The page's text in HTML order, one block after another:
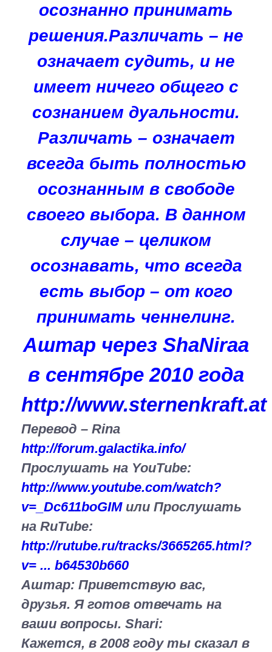
осознанно принимать
решения.Различать – не
означает судить, и не
имеет ничего общего с
сознанием дуальности.
Различать – означает
всегда быть полностью
осознанным в свободе
своего выбора. В данном
случае – целиком
осознавать, что всегда
есть выбор – от кого
принимать ченнелинг.
Аштар через ShaNiraa
в сентябре 2010 года
http://www.sternenkraft.at
Перевод – Rina
http://forum.galactika.info/
Прослушать на YouTube:
http://www.youtube.com/watch?
v=_Dc611boGIMили Прослушать
на RuTube:
http://rutube.ru/tracks/3665265.html?
v= ... b64530b660
Аштар: Приветствую вас,
друзья. Я готов отвечать на
ваши вопросы. Shari:
Кажется, в 2008 году ты сказал в